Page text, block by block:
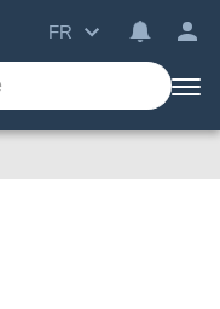
FR